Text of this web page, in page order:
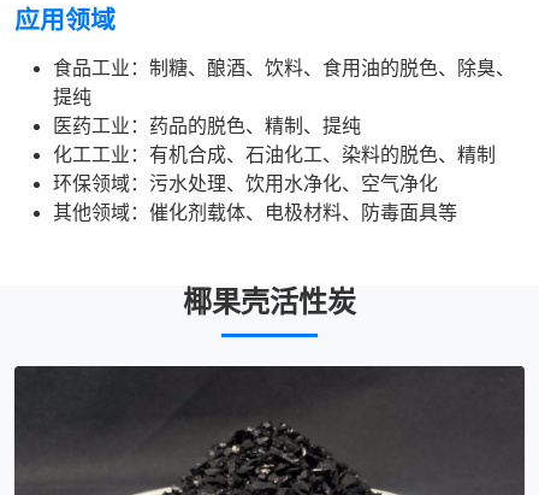
应用领域
食品工业：制糖、酿酒、饮料、食用油的脱色、除臭、
提纯
医药工业：药品的脱色、精制、提纯
化工工业：有机合成、石油化工、染料的脱色、精制
环保领域：污水处理、饮用水净化、空气净化
其他领域：催化剂载体、电极材料、防毒面具等
椰果壳活性炭